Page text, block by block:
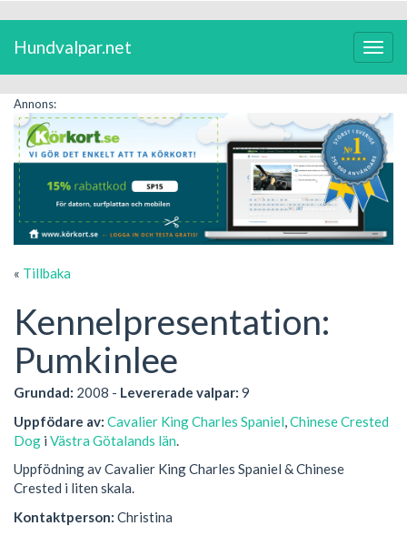
Växla
Hundvalpar.net
Annons:
« Tillbaka
Kennelpresentation:
Pumkinlee
Grundad: 2008 - Levererade valpar: 9
Uppfödare av: Cavalier King Charles Spaniel Chinese Crested
Dog i Västra Götalands län
Uppfödning av Cavalier King Charles Spaniel & Chinese
Crested i liten skala.
Kontaktperson: Christina